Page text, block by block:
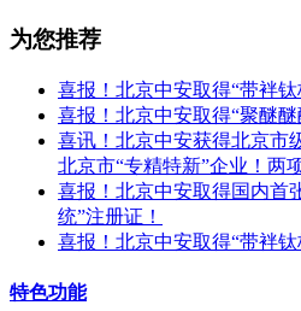
为您推荐
喜报！北京中安取得“带袢钛
喜报！北京中安取得“聚醚醚
喜讯！北京中安获得北京市
北京市“专精特新”企业！两
喜报！北京中安取得国内首
统”注册证！
喜报！北京中安取得“带袢钛
特色功能